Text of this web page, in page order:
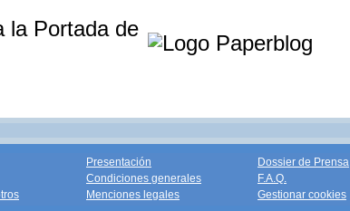
la Portada de
Presentación
Condiciones generales
Menciones legales
Dossier de Prensa
F.A.Q.
Gestionar cookies